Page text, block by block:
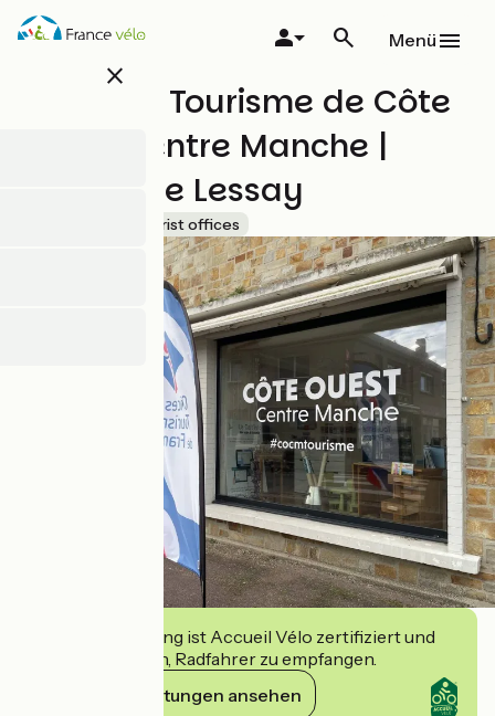
Direkt
zum
close
Menü
Office de Tourisme de Côte
Ouest Centre Manche |
Bureau de Lessay
Tourist offices
Diese Einrichtung ist Accueil Vélo zertifiziert und
verpflichtet sich, Radfahrer zu empfangen.
Ihre Verpflichtungen ansehen